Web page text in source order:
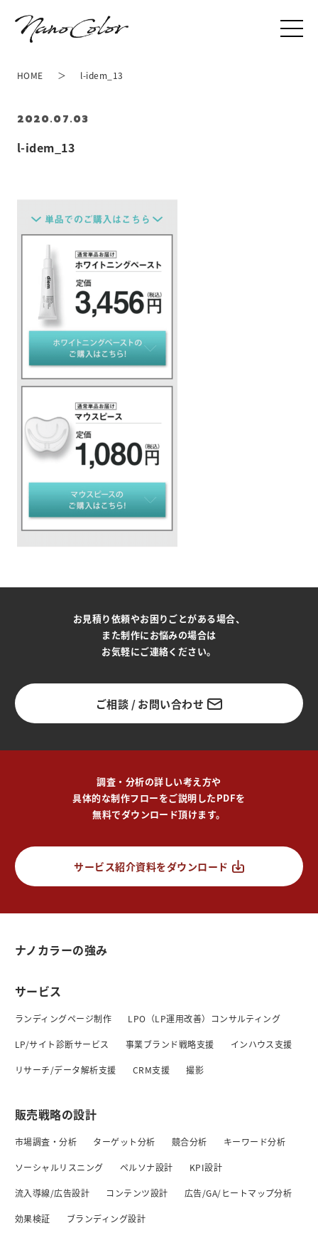
l-idem_13
2020.07.03
HOME l-idem_13
お見積り依頼やお困りごとがある場合、
また制作にお悩みの場合は
お気軽にご連絡ください。
ご相談 / お問い合わせ
調査・分析の詳しい考え方や
具体的な制作フローをご説明したPDFを
無料でダウンロード頂けます。
サービス紹介資料をダウンロード
ナノカラーの強み
サービス
ランディングページ制作 LPO（LP運用改善）コンサルティング
LP/サイト診断サービス 事業ブランド戦略支援 インハウス支援
リサーチ/データ解析支援 CRM支援 撮影
販売戦略の設計
市場調査・分析 ターゲット分析 競合分析 キーワード分析
ソーシャルリスニング ペルソナ設計 KPI設計
流入導線/広告設計 コンテンツ設計 広告/GA/ヒートマップ分析
効果検証 ブランディング設計